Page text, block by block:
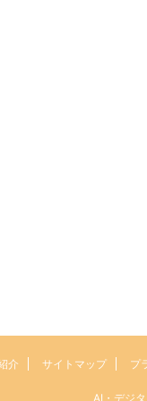
介 サイトマップ プ
AI・デジ